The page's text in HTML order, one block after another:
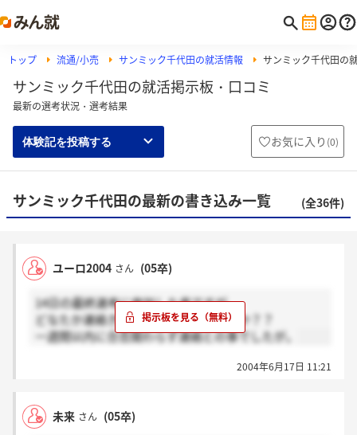
トップ 流通/小売 サンミック千代田の就活情報 サンミック千代田の
サンミック千代田の就活掲示板・口コミ
最新の選考状況・選考結果
体験記を投稿する お気に入り (0)
サンミック千代田の最新の書き込み一覧 (全36件)
ユーロ2004 さん (05卒)
14日の最終選考に参加した者ですが、
どなたか連絡きた方いらっしゃいますか？？
一週間以内に合否関わらず連絡との事でしたが。
2004年6月17日 11:21
未来 さん (05卒)